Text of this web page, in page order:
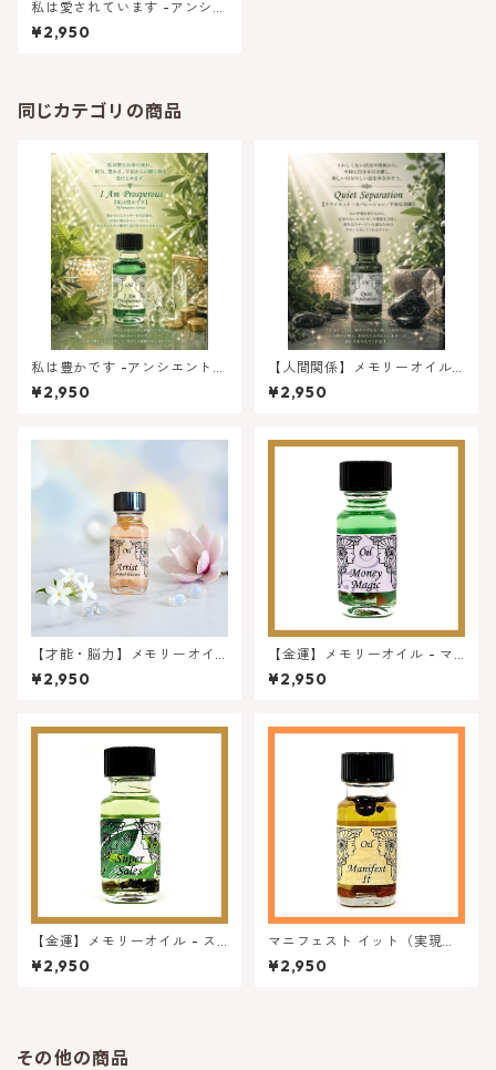
私は愛されています -アンシエ
ントメモリーオイル アファ
メーションシリーズ
¥2,950
同じカテゴリの商品
私は豊かです -アンシエントメ
モリーオイル アファメーシ
ョンシリーズ
¥2,950
【人間関係】メモリーオイル -
平和な別離（クワイエットセ
パレーション）
¥2,950
【才能・脳力】メモリーオイ
ル - アーティスト ★ 特別限定
オイル
¥2,950
【金運】メモリーオイル - マ
ネーマジック
¥2,950
【金運】メモリーオイル - ス
ーパーセールス（最大級の売
り上げ）
¥2,950
マニフェスト イット（実現す
る） -アンシエントメモリーオ
イル
¥2,950
その他の商品